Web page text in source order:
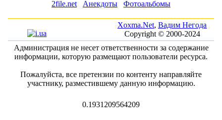
2file.net Анекдоты Фотоальбомы
Xoxma.Net, Вадим Негода
Copyright © 2000-2024
Администрация не несет ответственности за содержание
информации, которую размещают пользователи ресурса.
Пожалуйста, все претензии по контенту направляйте
участнику, разместившему данную информацию.
0.1931209564209